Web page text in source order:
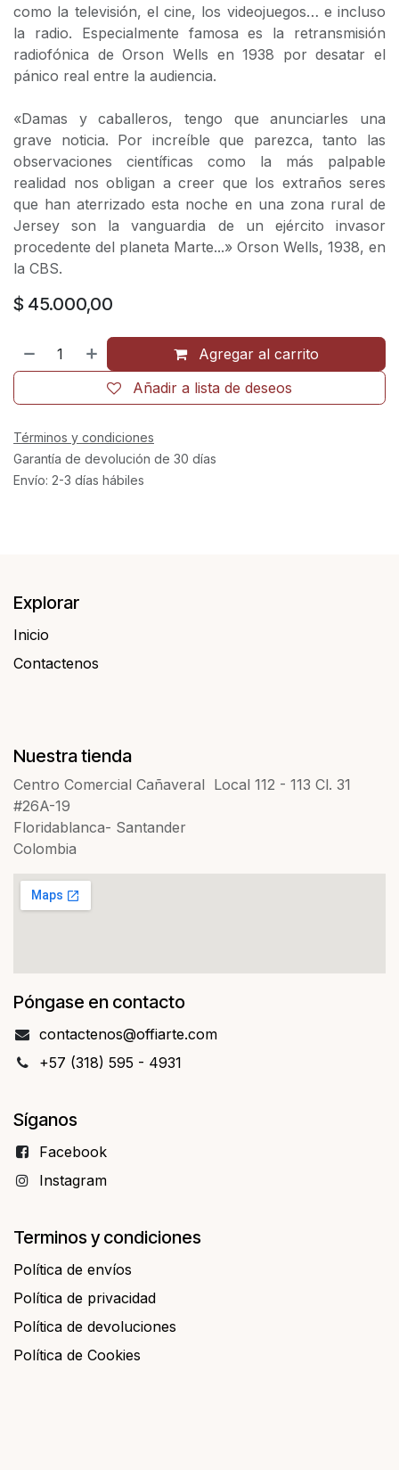
como la televisión, el cine, los videojuegos… e incluso
la radio. Especialmente famosa es la retransmisión
radiofónica de Orson Wells en 1938 por desatar el
pánico real entre la audiencia.
«Damas y caballeros, tengo que anunciarles una
grave noticia. Por increíble que parezca, tanto las
observaciones científicas como la más palpable
realidad nos obligan a creer que los extraños seres
que han aterrizado esta noche en una zona rural de
Jersey son la vanguardia de un ejército invasor
procedente del planeta Marte...» Orson Wells, 1938, en
la CBS.
$ 45.000,00
Agregar al carrito
Añadir a lista de deseos
Términos y condiciones
Garantía de devolución de 30 días
Envío: 2-3 días hábiles
Explorar
Inicio
Contactenos​​
Nuestra tienda
Centro Comercial Cañaveral Local 112 - 113 Cl. 31
#26A-19
Floridablanca- Santander
Colombia
Póngase en contacto
contact​​enos@offiarte.com
+57 (318) 595 - 4931
Síganos
Facebo​​ok
Instagram
Terminos y condiciones
Política de envíos
Política de privacidad
Política de devoluciones
Política de Cookies